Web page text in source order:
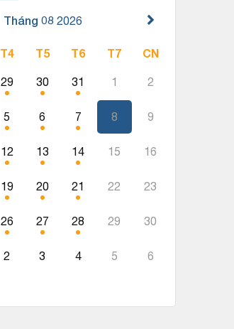
Tháng 08 2026
T4 T5 T6 T7 CN
29 30 31 1 2
5 6 7 8 9
12 13 14 15 16
19 20 21 22 23
26 27 28 29 30
2 3 4 5 6